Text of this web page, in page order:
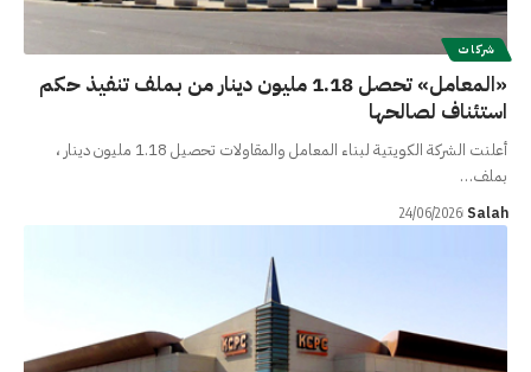
شركات
«المعامل» تحصل 1.18 مليون دينار من بملف تنفيذ حكم
استئناف لصالحها
أعلنت الشركة الكويتية لبناء المعامل والمقاولات تحصيل 1.18 مليون دينار ،
بملف…
Salah
24/06/2026